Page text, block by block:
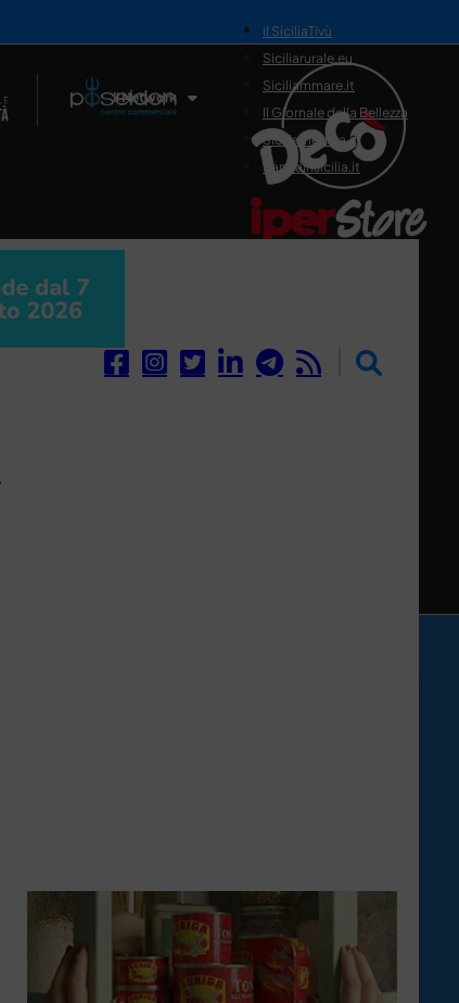
Il Network
il SiciliaTivù
Siciliarurale.eu
Siciliammare.it
Il Giornale della Bellezza
Siciliamedica.it
Sanitainsicilia.it